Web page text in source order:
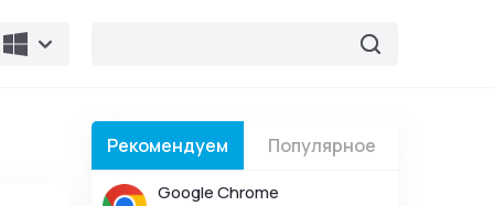
Рекомендуем Популярное
Google Chrome